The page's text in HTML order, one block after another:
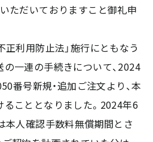
ただいておりますこと御礼申
正利用防止法」施行にともなう
一連の手続きについて、2024
番号新規・追加ご注文より、本
こととなりました。2024年6
本人確認手数料無償期間とさ